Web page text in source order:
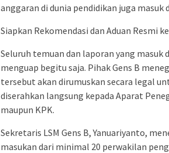
anggaran di dunia pendidikan juga
​Siapkan Rekomendasi dan Aduan Resmi
​Seluruh temuan dan laporan yang
menguap begitu saja. Pihak Gens B
tersebut akan dirumuskan secara legal
diserahkan langsung kepada Aparat
maupun KPK.
​Sekretaris LSM Gens B, Yanuariyanto,
masukan dari minimal 20 perwakilan